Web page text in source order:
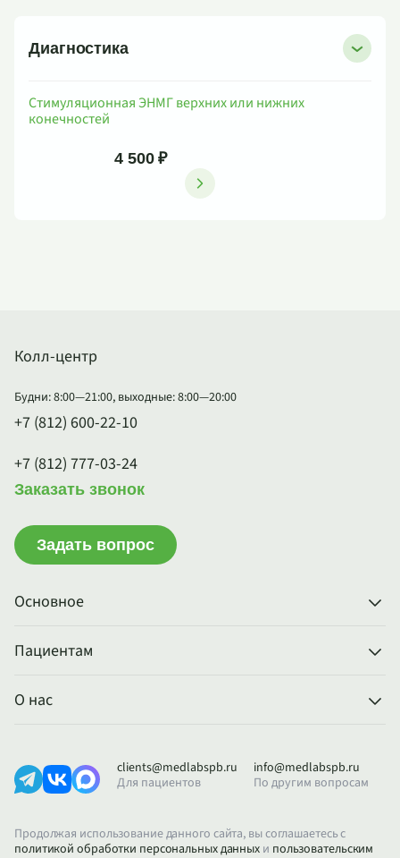
Диагностика
Стимуляционная ЭНМГ верхних или нижних
конечностей
4 500 ₽
Основное
Пациентам
О нас
Колл-центр
Будни: 8:00—21:00, выходные: 8:00—20:00
+7 (812) 600-22-10
+7 (812) 777-03-24
Заказать звонок
Задать вопрос
Продолжая использование данного сайта, вы соглашаетесь с
политикой обработки персональных данных и пользовательским
clients@medlabspb.ru
Для пациентов
info@medlabspb.ru
По другим вопросам